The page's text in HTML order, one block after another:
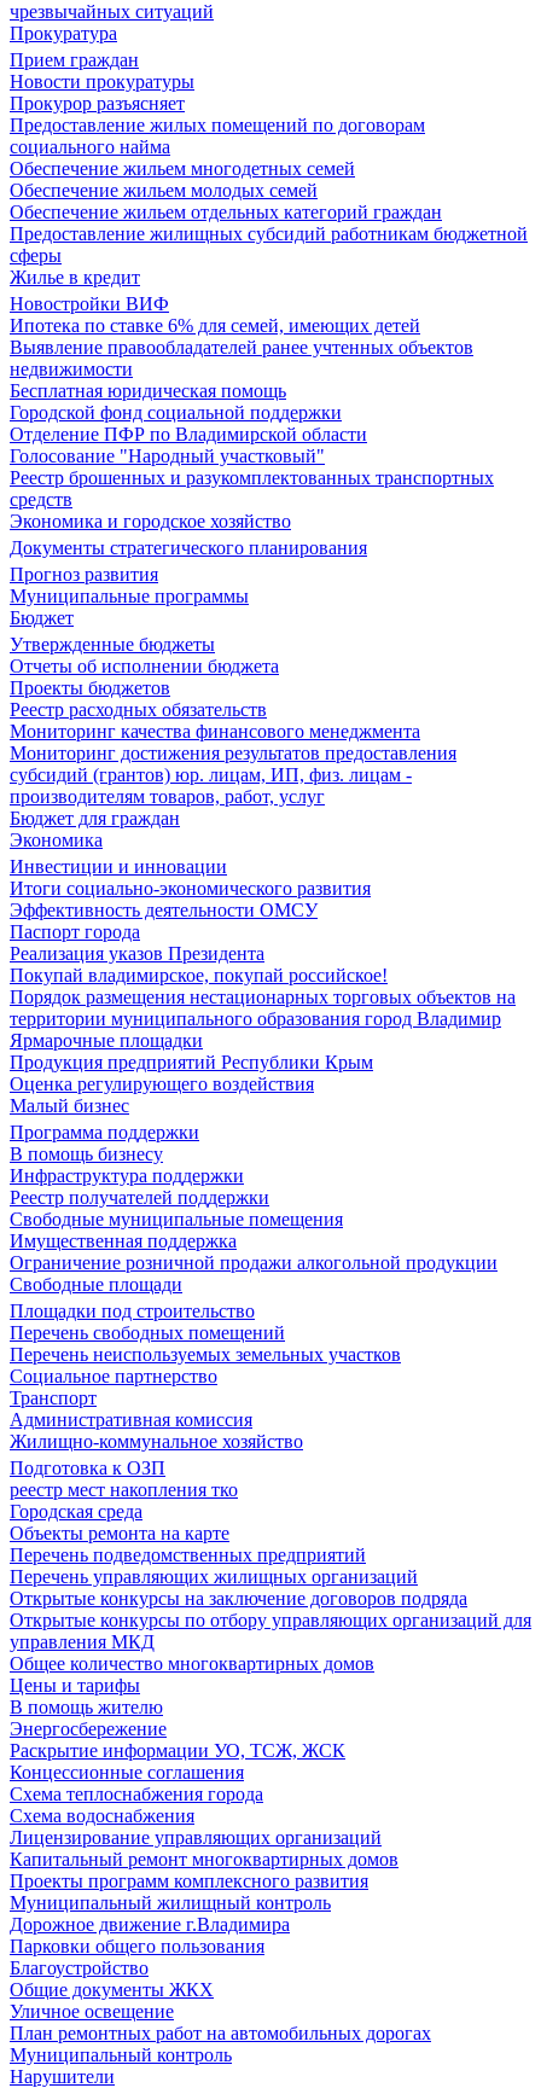
чрезвычайных ситуаций
Прокуратура
Прием граждан
Новости прокуратуры
Прокурор разъясняет
Предоставление жилых помещений по договорам
социального найма
Обеспечение жильем многодетных семей
Обеспечение жильем молодых семей
Обеспечение жильем отдельных категорий граждан
Предоставление жилищных субсидий работникам бюджетной
сферы
Жилье в кредит
Новостройки ВИФ
Ипотека по ставке 6% для семей, имеющих детей
Выявление правообладателей ранее учтенных объектов
недвижимости
Бесплатная юридическая помощь
Городской фонд социальной поддержки
Отделение ПФР по Владимирской области
Голосование "Народный участковый"
Реестр брошенных и разукомплектованных транспортных
средств
Экономика и городское хозяйство
Документы стратегического планирования
Прогноз развития
Муниципальные программы
Бюджет
Утвержденные бюджеты
Отчеты об исполнении бюджета
Проекты бюджетов
Реестр расходных обязательств
Мониторинг качества финансового менеджмента
Мониторинг достижения результатов предоставления
субсидий (грантов) юр. лицам, ИП, физ. лицам -
производителям товаров, работ, услуг
Бюджет для граждан
Экономика
Инвестиции и инновации
Итоги социально-экономического развития
Эффективность деятельности ОМСУ
Паспорт города
Реализация указов Президента
Покупай владимирское, покупай российское!
Порядок размещения нестационарных торговых объектов на
территории муниципального образования город Владимир
Ярмарочные площадки
Продукция предприятий Республики Крым
Оценка регулирующего воздействия
Малый бизнес
Программа поддержки
В помощь бизнесу
Инфраструктура поддержки
Реестр получателей поддержки
Свободные муниципальные помещения
Имущественная поддержка
Ограничение розничной продажи алкогольной продукции
Свободные площади
Площадки под строительство
Перечень свободных помещений
Перечень неиспользуемых земельных участков
Социальное партнерство
Транспорт
Административная комиссия
Жилищно-коммунальное хозяйство
Подготовка к ОЗП
реестр мест накопления тко
Городская среда
Объекты ремонта на карте
Перечень подведомственных предприятий
Перечень управляющих жилищных организаций
Открытые конкурсы на заключение договоров подряда
Открытые конкурсы по отбору управляющих организаций для
управления МКД
Общее количество многоквартирных домов
Цены и тарифы
В помощь жителю
Энергосбережение
Раскрытие информации УО, ТСЖ, ЖСК
Концессионные соглашения
Схема теплоснабжения города
Схема водоснабжения
Лицензирование управляющих организаций
Капитальный ремонт многоквартирных домов
Проекты программ комплексного развития
Муниципальный жилищный контроль
Дорожное движение г.Владимира
Парковки общего пользования
Благоустройство
Общие документы ЖКХ
Уличное освещение
План ремонтных работ на автомобильных дорогах
Муниципальный контроль
Нарушители